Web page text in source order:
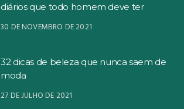
diários que todo homem deve ter
30 DE NOVEMBRO DE 2021
32 dicas de beleza que nunca saem de
moda
27 DE JULHO DE 2021